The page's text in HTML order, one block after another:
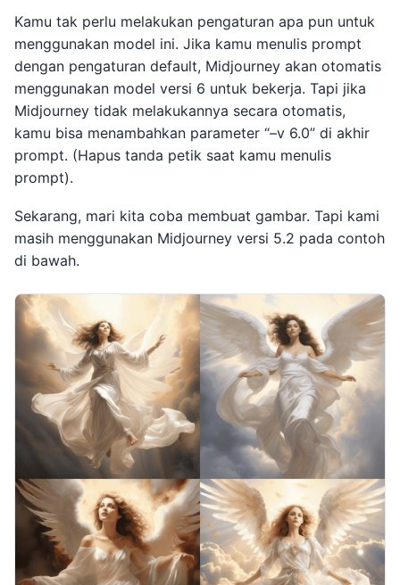
Kamu tak perlu melakukan pengaturan apa pun untuk
menggunakan model ini. Jika kamu menulis prompt
dengan pengaturan default, Midjourney akan otomatis
menggunakan model versi 6 untuk bekerja. Tapi jika
Midjourney tidak melakukannya secara otomatis,
kamu bisa menambahkan parameter “–v 6.0” di akhir
prompt. (Hapus tanda petik saat kamu menulis
prompt).
Sekarang, mari kita coba membuat gambar. Tapi kami
masih menggunakan Midjourney versi 5.2 pada contoh
di bawah.